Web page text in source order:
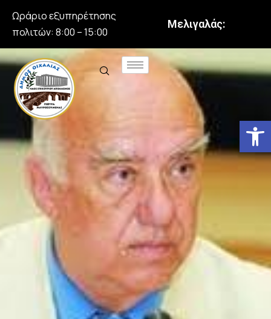
Ωράριο εξυπηρέτησης
πολιτών: 8:00 – 15:00
Μελιγαλάς: